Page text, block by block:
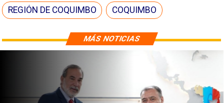
MÁS NOTICIAS
REGIÓN DE COQUIMBO COQUIMBO